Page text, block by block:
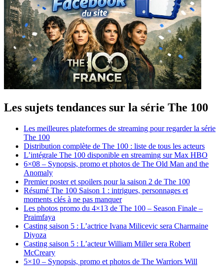
Les sujets tendances sur la série The 100
Les meilleures plateformes de streaming pour regarder la série
The 100
Distribution complète de The 100 : liste de tous les acteurs
L’intégrale The 100 disponible en streaming sur Max HBO
6×08 – Synopsis, promo et photos de The Old Man and the
Anomaly
Premier poster et spoilers pour la saison 2 de The 100
Résumé The 100 Saison 1 : intrigues, personnages et
moments clés à ne pas manquer
Les photos promo du 4×13 de The 100 – Season Finale –
Praimfaya
Casting saison 5 : L’actrice Ivana Milicevic sera Charmaine
Diyoza
Casting saison 5 : L’acteur William Miller sera Robert
McCreary
5×10 – Synopsis, promo et photos de The Warriors Will